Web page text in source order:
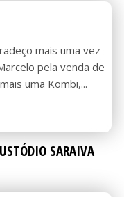
mais uma vez
pela venda de
mais uma Kombi,...
SARAIVA